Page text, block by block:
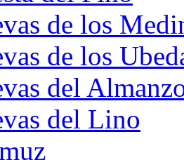
de los
de los
del
del Lino